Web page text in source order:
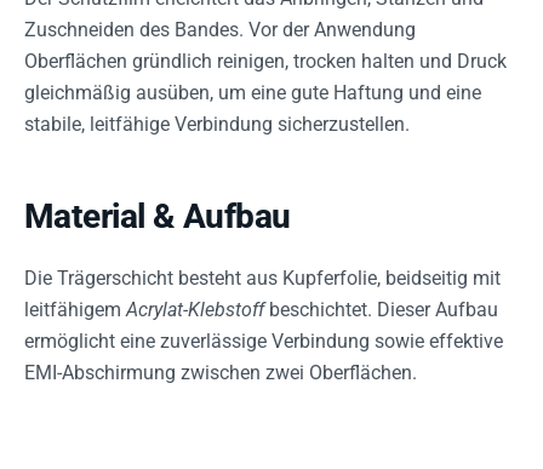
Zuschneiden des Bandes. Vor der Anwendung
Oberflächen gründlich reinigen, trocken halten und Druck
gleichmäßig ausüben, um eine gute Haftung und eine
stabile, leitfähige Verbindung sicherzustellen.
Material & Aufbau
Die Trägerschicht besteht aus Kupferfolie, beidseitig mit
leitfähigemAcrylat-Klebstoffbeschichtet. Dieser Aufbau
ermöglicht eine zuverlässige Verbindung sowie effektive
EMI-Abschirmung zwischen zwei Oberflächen.